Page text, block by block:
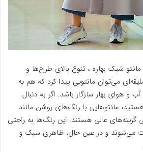
شیک بهاره ، تنوع بالای طرح‌ها و
می‌توان مانتویی پیدا کرد که هم به
و هوای بهار سازگار باشد. اگر به دنبال
مانتوهایی با رنگ‌های روشن مانند
گزینه‌های عالی هستند. این رنگ‌ها به راحتی
می‌شوند و در عین حال، ظاهری سبک و